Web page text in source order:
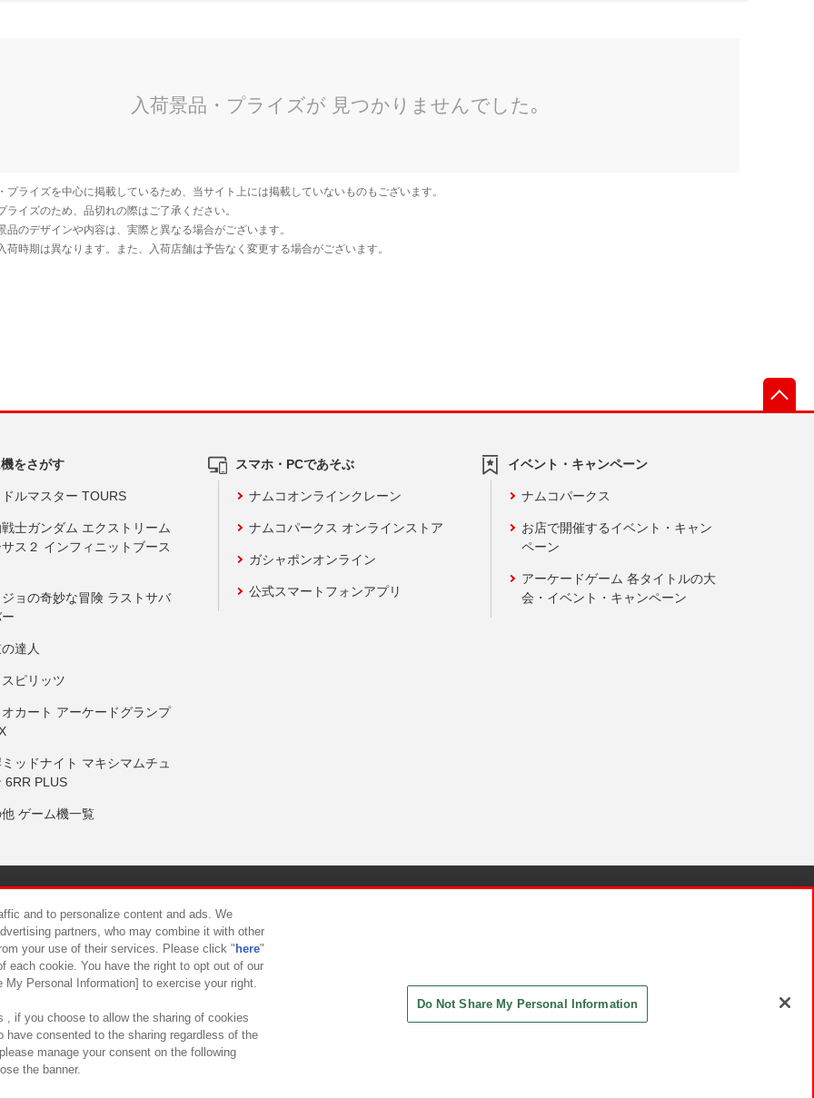
をさがす
ルマスター TOURS
士ガンダム エクストリーム
ス２ インフィニットブース
ョの奇妙な冒険 ラストサバ
達人
ピリッツ
カート アーケードグランプ
ッドナイト マキシマムチュ
6RR PLUS
ゲーム機一覧
スマホ・PCであそぶ
ナムコオンラインクレーン
ナムコパークス オンラインストア
ガシャポンオンライン
公式スマートフォンアプリ
イベント・キャンペーン
ナムコパークス
お店で開催するイベント・キャン
ペーン
アーケードゲーム 各タイトルの大
会・イベント・キャンペーン
について カスタマーハラスメント対応方針
and to personalize content and ads. We
partners, who may combine it with other
your use of their services. Please click " here"
each cookie. You have the right to opt out of our
Personal Information] to exercise your right.
, if you choose to allow the sharing of cookies
have consented to the sharing regardless of the
manage your consent on the following
the banner.
Do Not Share My Personal Information